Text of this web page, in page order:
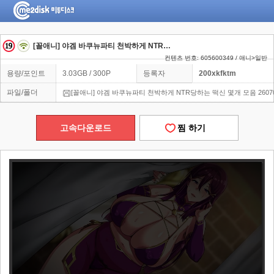
[꼴애니] 야겜 바쿠뉴파티 천박하게 NTR당하는 떡신 몇개 모음 260704
컨텐츠 번호: 605600349 / 애니>일반
용량/포인트 3.03GB / 300P 등록자 200xkfktm
파일/폴더 [꼴애니] 야겜 바쿠뉴파티 천박하게 NTR당하는 떡신 몇개 모음
고속다운로드 찜 하기